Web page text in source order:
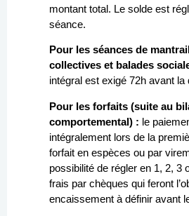
montant total. Le solde est
séance.
Pour les séances de
collectives et balades
intégral est exigé 72h avant la
Pour les forfaits (suite au
comportemental) : le
intégralement lors de la
forfait en espèces ou par
possibilité de régler en 1, 2, 3
frais par chèques qui feront
encaissement à définir avant